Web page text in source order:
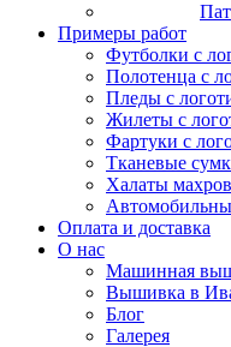
Примеры работ
Футболки с
Полотенца с
Пледы с
Жилеты с
Фартуки с
Тканевые
Халаты
Оплата и доставка
О нас
Машинная
Вышивка в
Блог
Галерея